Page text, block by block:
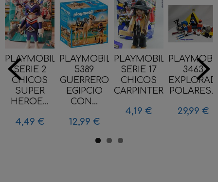
PLAYMOBIL
SERIE 2
CHICOS
SUPER
HEROE...
4,49 €
PLAYMOBIL
5389
GUERRERO
EGIPCIO
CON...
12,99 €
PLAYMOBIL
SERIE 17
CHICOS
CARPINTERO...
4,19 €
3463
POLARES...
29,99 €